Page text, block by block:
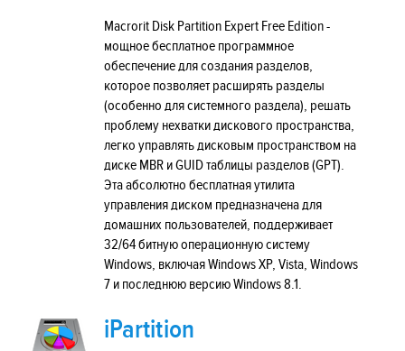
Macrorit Disk Partition Expert Free Edition -
мощное бесплатное программное
обеспечение для создания разделов,
которое позволяет расширять разделы
(особенно для системного раздела), решать
проблему нехватки дискового пространства,
легко управлять дисковым пространством на
диске MBR и GUID таблицы разделов (GPT).
Эта абсолютно бесплатная утилита
управления диском предназначена для
домашних пользователей, поддерживает
32/64 битную операционную систему
Windows, включая Windows XP, Vista, Windows
7 и последнюю версию Windows 8.1.
iPartition